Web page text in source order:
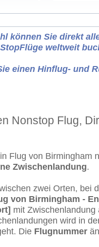
können Sie direkt
weltweit
einen Hinflug- und
Nonstop Flug,
Flug von Birmingham
Zwischenlandung.
zwei Orten, bei
von Birmingham -
mit Zwischenlandung
wird in
Die Flugnummer